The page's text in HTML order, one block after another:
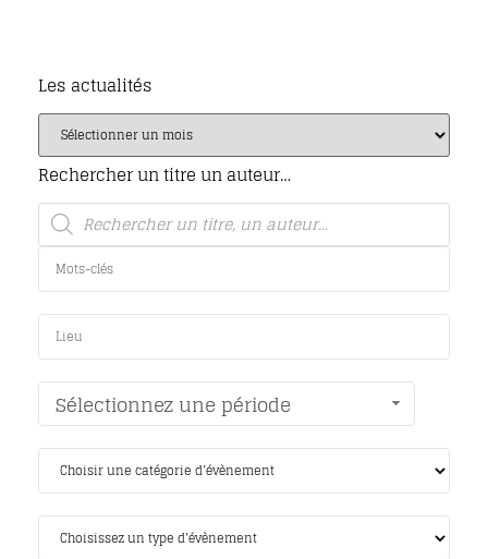
Les actualités
Rechercher un titre un auteur…
Sélectionnez une période